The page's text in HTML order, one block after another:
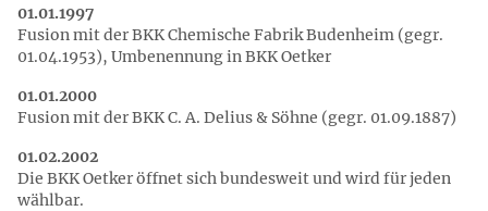
01.01.1997
Fusion mit der BKK Chemische Fabrik Budenheim (gegr.
01.04.1953), Umbenennung in BKK Oetker
01.01.2000
Fusion mit der BKK C. A. Delius & Söhne (gegr. 01.09.1887)
01.02.2002
Die BKK Oetker öffnet sich bundesweit und wird für jeden
wählbar.